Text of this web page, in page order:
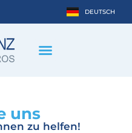
DEUTSCH
ESPAÑOL
uns
zu helfen!